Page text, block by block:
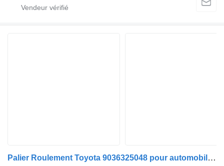
Palier Roulement Toyota 9036325048 pour automobile Toyota